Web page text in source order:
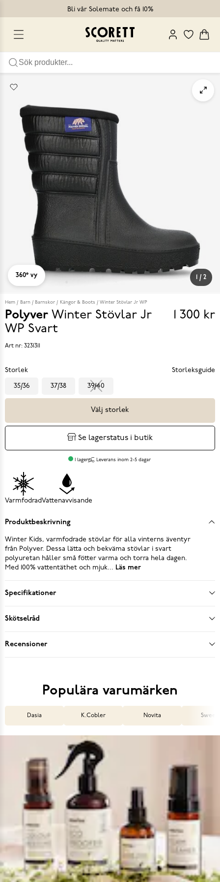
Bli vår Solemate och få 10%
/ 2
360° vy
Hem Barn Barnskor Kängor & Boots Winter Stövlar Jr WP
Polyver Winter Stövlar Jr
WP Svart
Pris
1 300 kr
Art nr: 3231311
Storlek Storleksguide
35/36 37/38 39/40
Välj storlek
Se lagerstatus i butik
I lager Leverans inom 2-5 dagar
VarmfodradVattenavvisande
Produktbeskrivning
Winter Kids, varmfodrade stövlar för alla vinterns äventyr
från Polyver. Dessa lätta och bekväma stövlar i svart
polyuretan håller små fötter varma och torra hela dagen.
Med 100% vattentäthet och mjuk... Läs mer
Specifikationer
Skötselråd
Recensioner
Populära varumärken
Dasia K.Cobler Novita